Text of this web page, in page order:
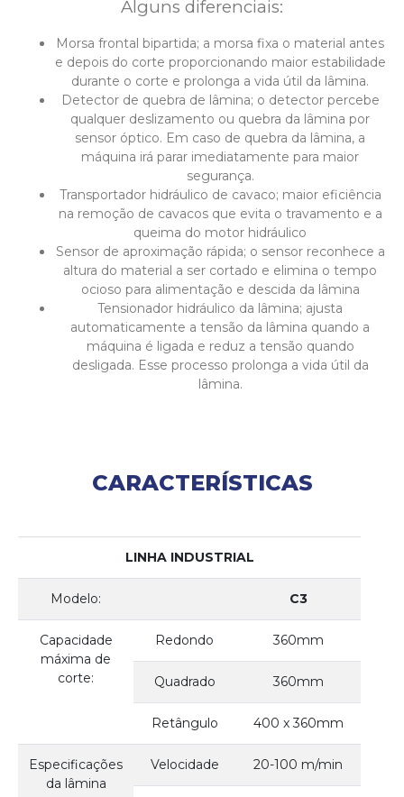
Alguns diferenciais:
Morsa frontal bipartida; a morsa fixa o material antes
e depois do corte proporcionando maior estabilidade
durante o corte e prolonga a vida útil da lâmina.
Detector de quebra de lâmina; o detector percebe
qualquer deslizamento ou quebra da lâmina por
sensor óptico. Em caso de quebra da lâmina, a
máquina irá parar imediatamente para maior
segurança.
Transportador hidráulico de cavaco; maior eficiência
na remoção de cavacos que evita o travamento e a
queima do motor hidráulico
Sensor de aproximação rápida; o sensor reconhece a
altura do material a ser cortado e elimina o tempo
ocioso para alimentação e descida da lâmina
Tensionador hidráulico da lâmina; ajusta
automaticamente a tensão da lâmina quando a
máquina é ligada e reduz a tensão quando
desligada. Esse processo prolonga a vida útil da
lâmina.
CARACTERÍSTICAS
LINHA INDUSTRIAL
Modelo: C3
Capacidade
máxima de
corte:
Redondo 360mm
Quadrado 360mm
Retângulo 400 x 360mm
Especificações
da lâmina
Velocidade 20-100 m/min